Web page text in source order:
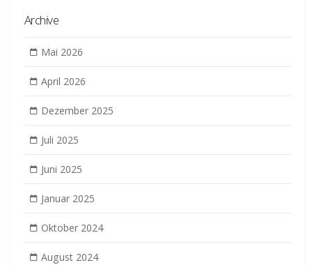
Archive
Mai 2026
April 2026
Dezember 2025
Juli 2025
Juni 2025
Januar 2025
Oktober 2024
August 2024